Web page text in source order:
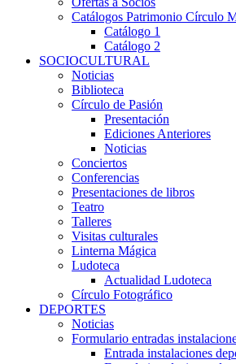
Catálogos Patrimonio Círculo
Catálogo 1
Catálogo 2
SOCIOCULTURAL
Noticias
Biblioteca
Círculo de Pasión
Presentación
Ediciones Anteriores
Noticias
Conciertos
Conferencias
Presentaciones de libros
Teatro
Talleres
Visitas culturales
Linterna Mágica
Ludoteca
Actualidad Ludoteca
Círculo Fotográfico
DEPORTES
Noticias
Formulario entradas
Entrada instalaciones